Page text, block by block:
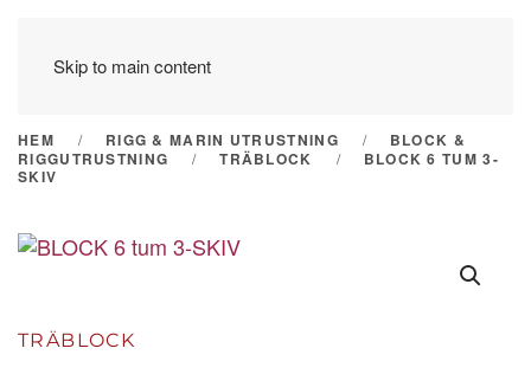
Skip to main content
HEM RIGG & MARIN UTRUSTNING
BLOCK &
RIGGUTRUSTNING
TRÄBLOCK
BLOCK 6 TUM 3-
SKIV
TRÄBLOCK